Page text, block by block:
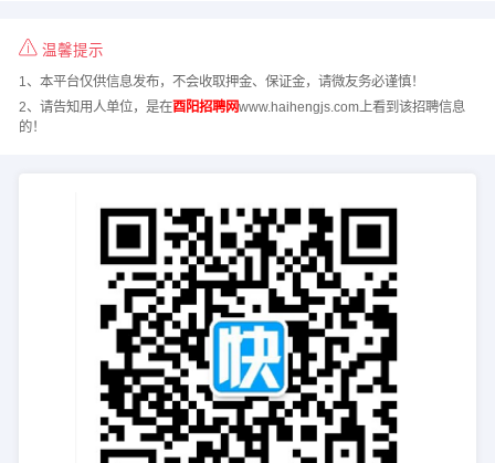
温馨提示
1、本平台仅供信息发布，不会收取押金、保证金，请微友务必谨慎！
2、请告知用人单位，是在酉阳招聘网www.haihengjs.com上看到该招聘信息
的！